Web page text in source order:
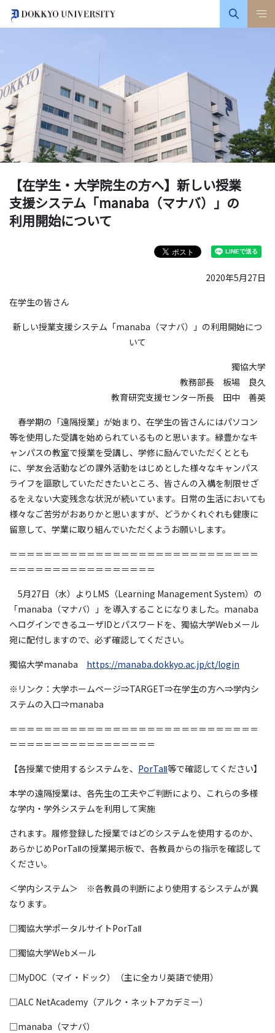
【在学生・大学院生の方へ】新しい授業
支援システム「manaba（マナバ）」の
利用開始について
2020年5月27日
在学生の皆さん
新しい授業支援システム「manaba （マナバ）」の利用開始につ
いて
獨協大学
教務部長 板場 良久
教育研究支援センター所長 田中 善英
春学期の「遠隔授業」が始まり、在学生の皆さんにはパソコン
等を使用した受講を始められているものと思います。緑豊かなキ
ャンパスの教室で授業を受講し、学修に励んでいただくととも
に、学友会活動などの課外活動をはじめとした様々なキャンパス
ライフを謳歌していただきたいところ、皆さんの入構を制限せざ
るをえない大変残念な状況が続いています。日常の生活においても
様々なご苦労がおありかと思いますが、どうかくれぐれも健康に
留意して、学業に取り組んでいただくようお願いします。
＝＝＝＝＝＝＝＝＝＝＝＝＝＝＝＝＝＝＝＝＝＝＝＝＝＝＝＝＝
＝＝＝＝＝＝＝＝＝＝＝＝＝＝＝＝＝
5月27日（水）より LMS （Learning Management System）の
「manaba （マナバ）」を導入することになりました。 manaba
へログインできるユーザIDとパスワードを、獨協大学Web メール
宛に配付しますので、必ず確認してください。
獨協大学manaba
https://manaba.dokkyo.ac.jp/ct/login
※リンク：大学ホームページ⇒TARGET⇒在学生の方へ⇒学内シ
ステムの入口⇒manaba
＝＝＝＝＝＝＝＝＝＝＝＝＝＝＝＝＝＝＝＝＝＝＝＝＝＝＝＝＝
＝＝＝＝＝＝＝＝＝＝＝＝＝＝＝＝＝
【各授業で使用するシステムを、 PorTaⅡ等で確認してください】
本学の遠隔授業は、各先生の工夫やご判断により、これらの多様
な学内・学外システムを利用して実施
されます。履修登録した授業ではどのシステムを使用するのか、
あらかじめPorTaⅡの授業掲示板で、各教員からの指示を確認して
ください。
＜学内システム＞ ※各教員の判断により使用するシステムが異
なります。
□獨協大学ポータルサイトPorTaⅡ
□獨協大学Web メール
□MyDOC （マイ・ドック）（主に全カリ英語で使用）
□ALC NetAcademy （アルク・ネットアカデミー）
□manaba （マナバ）